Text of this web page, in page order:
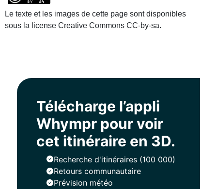
Le texte et les images de cette page sont disponibles
sous la license Creative Commons CC-by-sa.
Télécharge l’appli
Whympr pour voir
cet itinéraire en 3D.
Recherche d'itinéraires (100 000)
Retours communautaire
Prévision météo